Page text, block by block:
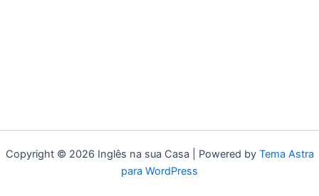
Copyright © 2026 Inglês na sua Casa | Powered by Tema Astra
para WordPress